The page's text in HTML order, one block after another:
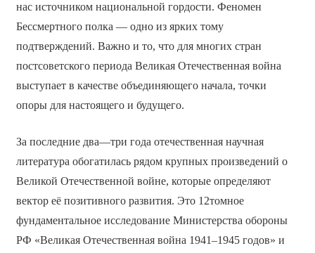
нас источником национальной гордости. Феномен
Бессмертного полка — одно из ярких тому
подтверждений. Важно и то, что для многих стран
постсоветского периода Великая Отечественная война
выступает в качестве объединяющего начала, точки
опоры для настоящего и будущего.
За последние два—три года отечественная научная
литература обогатилась рядом крупных произведений о
Великой Отечественной войне, которые определяют
вектор её позитивного развития. Это 12­томное
фундаментальное исследование Министерства обороны
РФ «Великая Отечественная война 1941–1945 годов» и